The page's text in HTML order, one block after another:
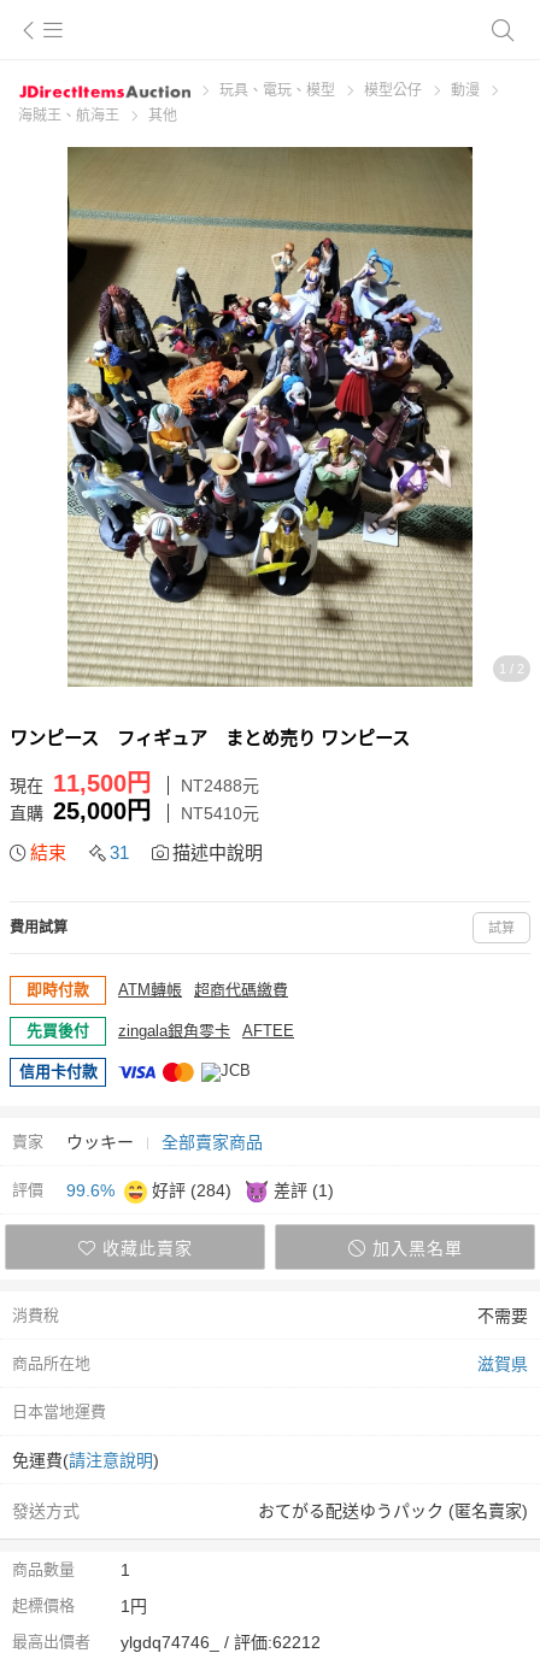
玩具、電玩、模型 模型公仔
動漫
海賊王、航海王
其他
1 / 2
ワンピース フィギュア まとめ売り ワンピース
現在 11,500円
NT2488元
直購 25,000円 NT5410元
結束 31 描述中說明
費用試算 試算
即時付款 ATM轉帳 超商代碼繳費
先買後付 zingala銀角零卡 AFTEE
信用卡付款
賣家 ウッキー 全部賣家商品
評價 99.6% 好評 (284) 差評 (1)
收藏此賣家 加入黑名單
消費稅 不需要
商品所在地 滋賀県
日本當地運費
免運費(請注意說明)
發送方式 おてがる配送ゆうパック (匿名賣家)
商品數量 1
起標價格 1円
最高出價者 ylgdq74746_ / 評価:62212